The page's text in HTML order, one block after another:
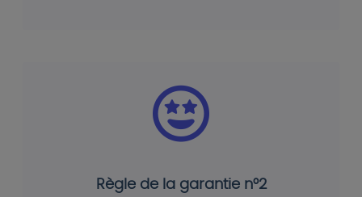
Règle de la garantie n°2